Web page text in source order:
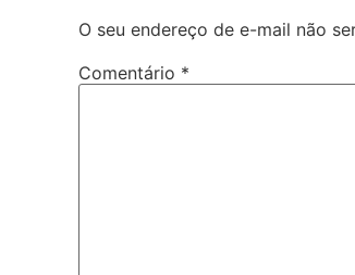
O seu endereço de e-mail não
Comentário *